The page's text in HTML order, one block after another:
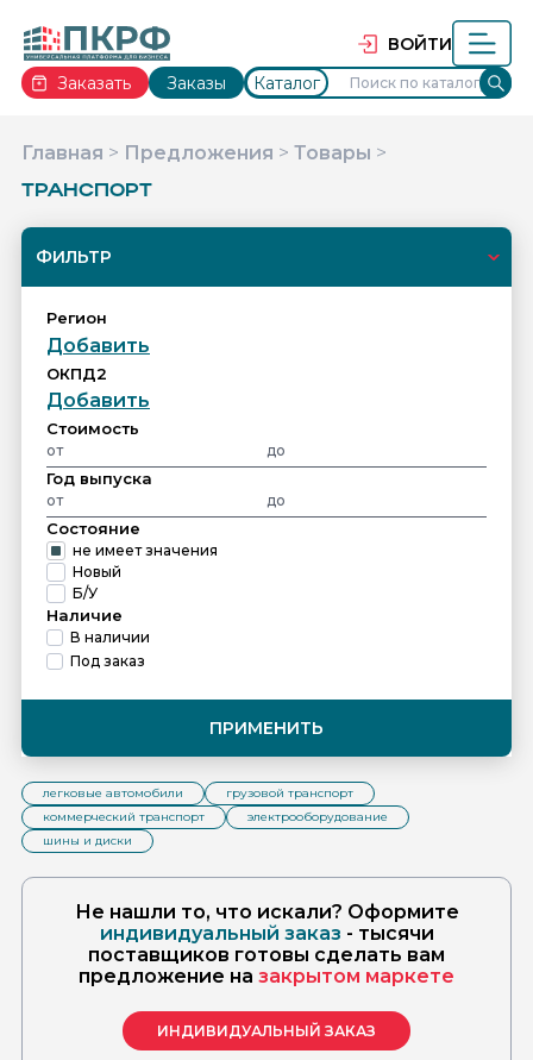
ВОЙТИ
Заказать
Заказы Каталог
Главная > Предложения > Товары >
ТРАНСПОРТ
ФИЛЬТР
Регион
Добавить
ОКПД2
Добавить
Cтоимость
Год выпуска
Состояние
не имеет значения
Новый
Б/У
Наличие
В наличии
Под заказ
ПРИМЕНИТЬ
легковые автомобили
грузовой транспорт
коммерческий транспорт
электрооборудование
шины и диски
Не нашли то, что искали? Оформите
индивидуальный заказ - тысячи
поставщиков готовы сделать вам
предложение на закрытом маркете
ИНДИВИДУАЛЬНЫЙ ЗАКАЗ